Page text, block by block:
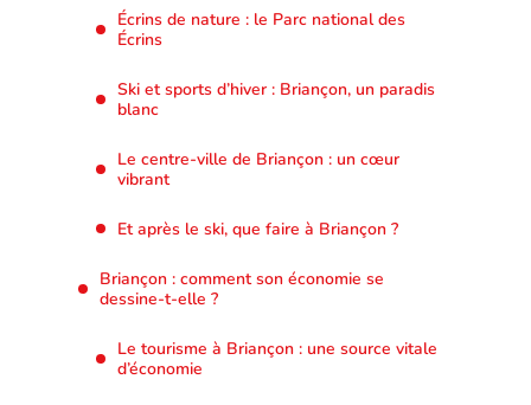
Écrins de nature : le Parc national des
Écrins
Ski et sports d’hiver : Briançon, un paradis
blanc
Le centre-ville de Briançon : un cœur
vibrant
Et après le ski, que faire à Briançon ?
Briançon : comment son économie se
dessine-t-elle ?
Le tourisme à Briançon : une source vitale
d’économie